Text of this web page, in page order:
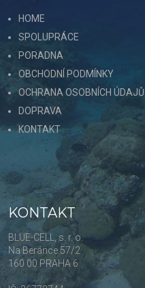
HOME
SPOLUPRÁCE
PORADNA
OBCHODNÍ PODMÍNKY
OCHRANA OSOBNÍCH ÚDAJŮ
DOPRAVA
KONTAKT
KONTAKT
BLUE-CELL, s. r. o.
Na Beránce 57/2
160 00 PRAHA 6